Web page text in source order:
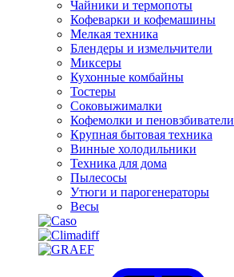
Чайники и термопоты
Кофеварки и кофемашины
Мелкая техника
Блендеры и измельчители
Миксеры
Кухонные комбайны
Тостеры
Соковыжималки
Кофемолки и пеновзбиватели
Крупная бытовая техника
Винные холодильники
Техника для дома
Пылесосы
Утюги и парогенераторы
Весы